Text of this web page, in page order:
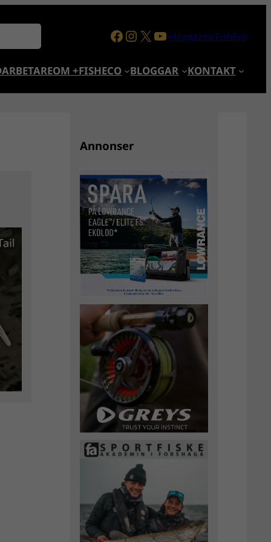
Facebook
Instagram
X YouTube
+MagazineFishEco
OM +FISHECO BLOGGAR KONTAKT
Annonser